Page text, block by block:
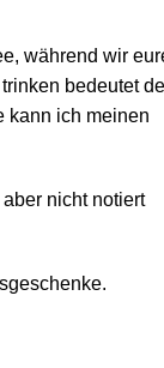
während wir
bedeutet
kann ich meinen
nicht notiert